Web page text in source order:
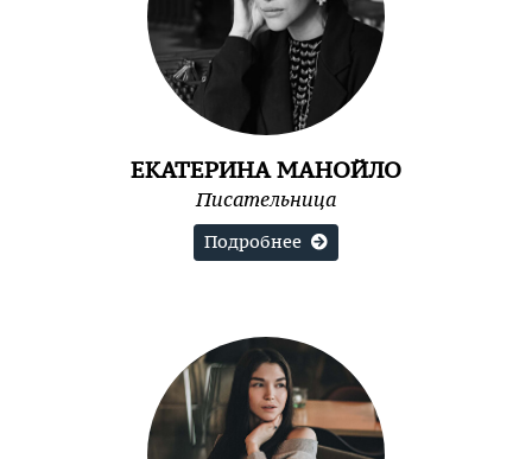
ЕКАТЕРИНА МАНОЙЛО
Писательница
Подробнее